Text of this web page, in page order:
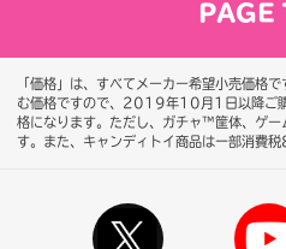
PAGE
「価格」は、すべてメーカー希望小売価格
む価格ですので、2019年10月1日以降ご
格になります。 ただし、ガチャ™筐体、ゲー
す。また、キャンディトイ商品は一部消費税